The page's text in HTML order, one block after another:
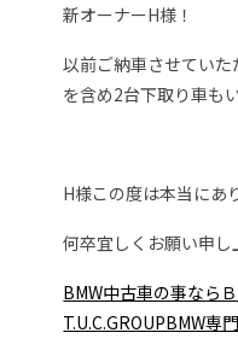
新オーナーH様！
以前ご納車させてい
を含め2台下取り車も
H様この度は本当にあ
何卒宜しくお願い申し
BMW中古車の事なら
T.U.C.GROUPBMW専